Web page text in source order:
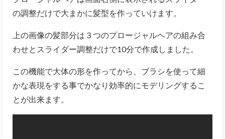
の調整だけで大まかに髪型を作っていけます。
上の画像の髪部分は３つのプロージャルヘアの組み合
わせとスライダー調整だけで10分で作成しました。
この機能で大体の形を作ってから、ブラシを使って細
かな表現をする事でかなり効率的にモデリングするこ
とが出来ます。